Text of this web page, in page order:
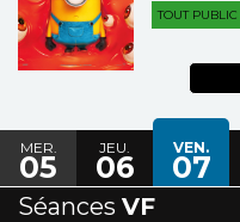
TOUT PUBLIC
MER.
05
JEU.
06
VEN.
07
Séances VF